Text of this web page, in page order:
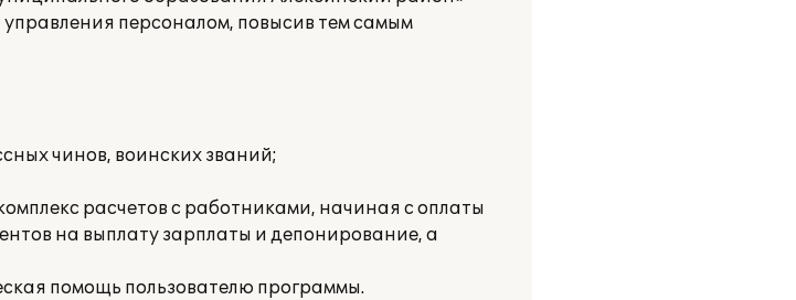
персоналом, повысив тем самым
чинов, воинских званий;
расчетов с работниками, начиная с оплаты
на выплату зарплаты и депонирование, а
помощь пользователю программы.